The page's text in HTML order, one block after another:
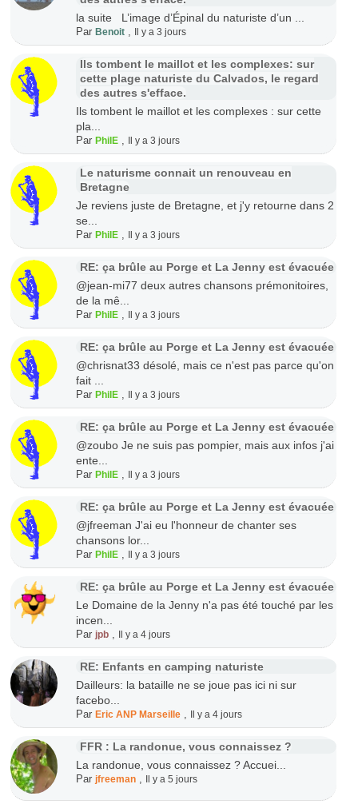
la suite L’image d’Épinal du naturiste d’un ...
Par Benoit, Il y a 3 jours
Ils tombent le maillot et les complexes: sur
cette plage naturiste du Calvados, le regard
des autres s'efface.
Ils tombent le maillot et les complexes : sur cette
pla...
Par PhilE, Il y a 3 jours
Le naturisme connait un renouveau en
Bretagne
Je reviens juste de Bretagne, et j'y retourne dans 2
se...
Par PhilE, Il y a 3 jours
RE: ça brûle au Porge et La Jenny est évacuée
@jean-mi77 deux autres chansons prémonitoires,
de la mê...
Par PhilE, Il y a 3 jours
RE: ça brûle au Porge et La Jenny est évacuée
@chrisnat33 désolé, mais ce n'est pas parce qu'on
fait ...
Par PhilE, Il y a 3 jours
RE: ça brûle au Porge et La Jenny est évacuée
@zoubo Je ne suis pas pompier, mais aux infos j'ai
ente...
Par PhilE, Il y a 3 jours
RE: ça brûle au Porge et La Jenny est évacuée
@jfreeman J'ai eu l'honneur de chanter ses
chansons lor...
Par PhilE, Il y a 3 jours
RE: ça brûle au Porge et La Jenny est évacuée
Le Domaine de la Jenny n'a pas été touché par les
incen...
Par jpb, Il y a 4 jours
RE: Enfants en camping naturiste
Dailleurs: la bataille ne se joue pas ici ni sur
facebo...
Par Eric ANP Marseille, Il y a 4 jours
FFR : La randonue, vous connaissez ?
La randonue, vous connaissez ? Accuei...
Par jfreeman, Il y a 5 jours